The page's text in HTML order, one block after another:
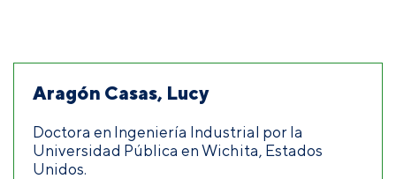
Aragón Casas, Lucy
Doctora en Ingeniería Industrial por la
Universidad Pública en Wichita, Estados
Unidos.